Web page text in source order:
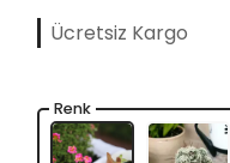
Ücretsiz Kargo
Renk